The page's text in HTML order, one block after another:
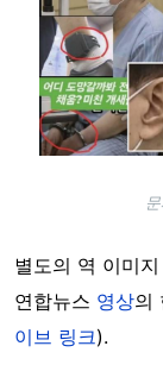
별도의 역 이미
연합뉴스 영상의
이브 링크).